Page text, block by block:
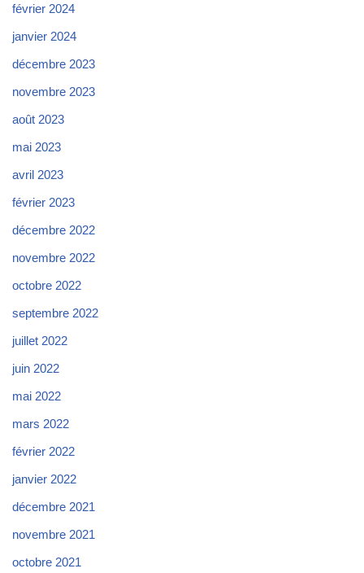
février 2024
janvier 2024
décembre 2023
novembre 2023
août 2023
mai 2023
avril 2023
février 2023
décembre 2022
novembre 2022
octobre 2022
septembre 2022
juillet 2022
juin 2022
mai 2022
mars 2022
février 2022
janvier 2022
décembre 2021
novembre 2021
octobre 2021